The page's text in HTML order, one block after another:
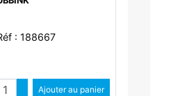
: 188667
Augmenter quantité
Ajouter au panier